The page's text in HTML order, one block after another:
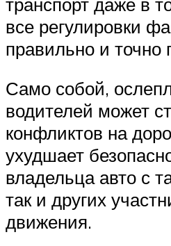
все регулировки
правильно и точно
Само собой,
водителей может
конфликтов на
ухудшает
владельца авто с
так и других
движения.